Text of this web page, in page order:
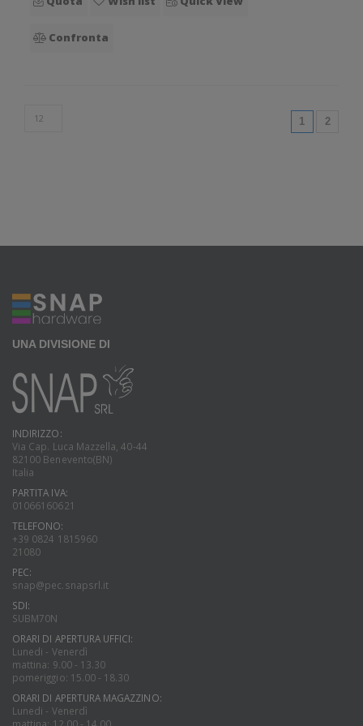
Confronta
1 (current)
2
UNA DIVISIONE DI
INDIRIZZO:
Via Cap. Luca Mazzella, 40-44
82100 Benevento(BN)
Italia
PARTITA IVA:
01066160621
TELEFONO:
+39 0824 1815960
21080
PEC:
snap@pec.snapsrl.it
SDI:
SUBM70N
ORARI DI APERTURA UFFICI:
Lunedi - Venerdì
mattina: 9.00 - 13.30
pomeriggio: 15.00 - 18.30
ORARI DI APERTURA MAGAZZINO:
Lunedi - Venerdì
mattina: 12.00 - 14.00